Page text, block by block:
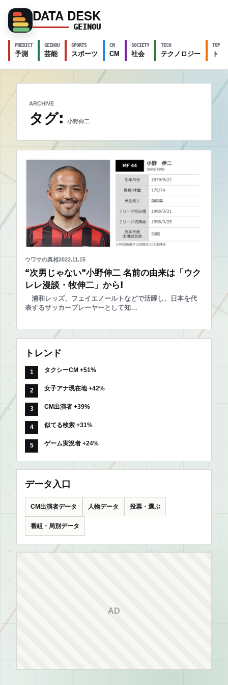
DATA DESK
GEINOU
PREDICT
予測
GEINOU
芸能
SPORTS
スポーツ
CM
CM
SOCIETY
社会
TECH
テクノロジー
TOPICS
ト
ARCHIVE
タグ: 小野伸二
ウワサの真相2022.11.15
“次男じゃない”小野伸二 名前の由来は「ウク
レレ漫談・牧伸二」から!
浦和レッズ、フェイエノールトなどで活躍し、日本を代
表するサッカープレーヤーとして知…
トレンド
タクシーCM +51%
女子アナ現在地 +42%
CM出演者 +39%
似てる検索 +31%
ゲーム実況者 +24%
データ入口
CM出演者データ 人物データ 投票・選ぶ
番組・局別データ
AD